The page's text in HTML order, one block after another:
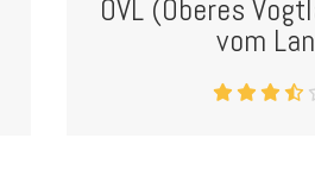
OVL (Oberes
vom